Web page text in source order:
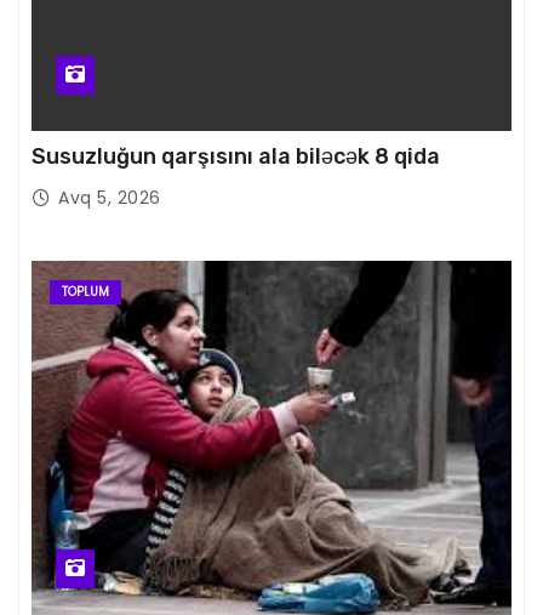
Susuzluğun qarşısını ala biləcək 8 qida
Avq 5, 2026
TOPLUM